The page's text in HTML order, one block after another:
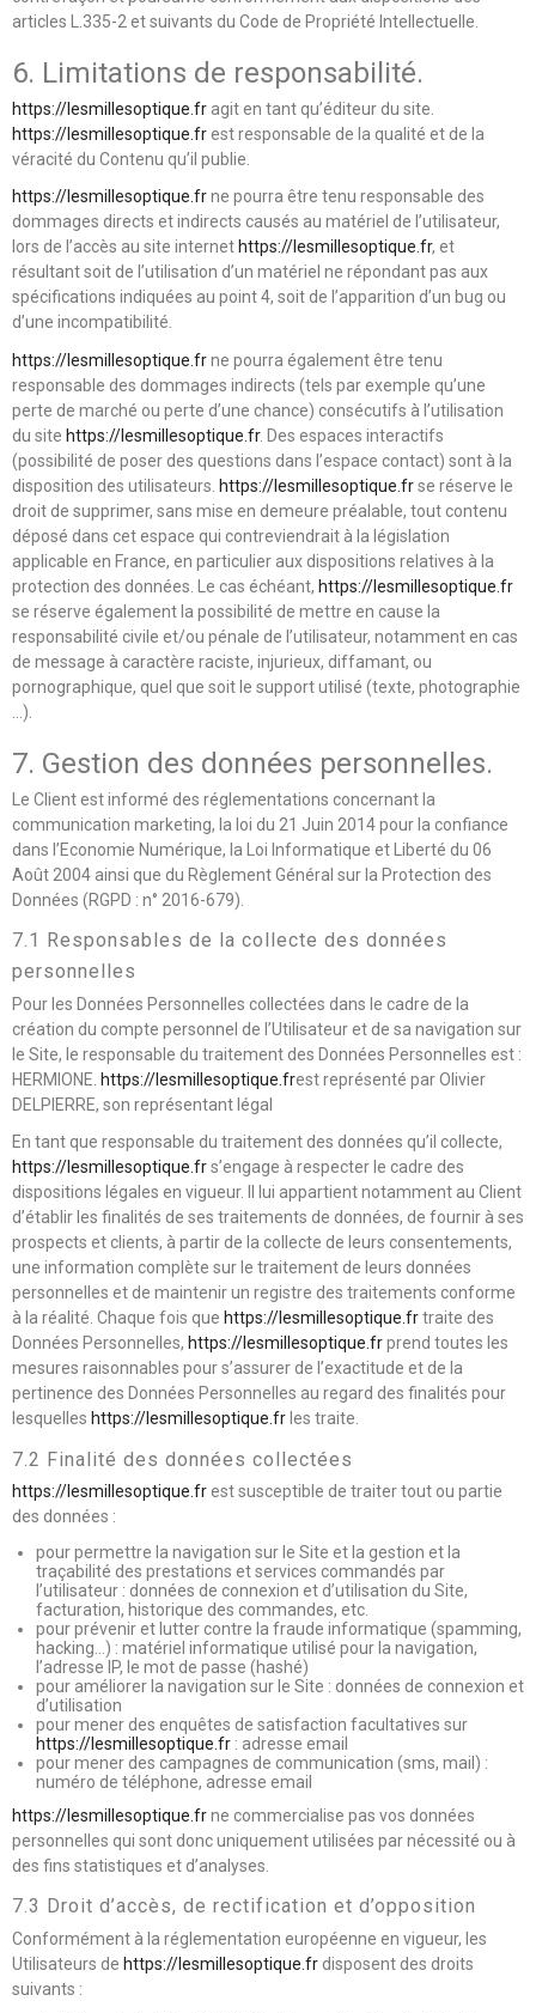
articles L.335-2 et suivants du Code de Propriété Intellectuelle.
6. Limitations de responsabilité.
https://lesmillesoptique.fr agit en tant qu’éditeur du site.
https://lesmillesoptique.frest responsable de la qualité et de la
véracité du Contenu qu’il publie.
https://lesmillesoptique.frne pourra être tenu responsable des
dommages directs et indirects causés au matériel de l’utilisateur,
lors de l’accès au site internet https://lesmillesoptique.fr, et
résultant soit de l’utilisation d’un matériel ne répondant pas aux
spécifications indiquées au point 4, soit de l’apparition d’un bug ou
d’une incompatibilité.
https://lesmillesoptique.frne pourra également être tenu
responsable des dommages indirects (tels par exemple qu’une
perte de marché ou perte d’une chance) consécutifs à l’utilisation
du site https://lesmillesoptique.fr. Des espaces interactifs
(possibilité de poser des questions dans l’espace contact) sont à la
disposition des utilisateurs. https://lesmillesoptique.frse réserve le
droit de supprimer, sans mise en demeure préalable, tout contenu
déposé dans cet espace qui contreviendrait à la législation
applicable en France, en particulier aux dispositions relatives à la
protection des données. Le cas échéant, https://lesmillesoptique.fr
se réserve également la possibilité de mettre en cause la
responsabilité civile et/ou pénale de l’utilisateur, notamment en cas
de message à caractère raciste, injurieux, diffamant, ou
pornographique, quel que soit le support utilisé (texte, photographie
…).
7. Gestion des données personnelles.
Le Client est informé des réglementations concernant la
communication marketing, la loi du 21 Juin 2014 pour la confiance
dans l’Economie Numérique, la Loi Informatique et Liberté du 06
Août 2004 ainsi que du Règlement Général sur la Protection des
Données (RGPD : n° 2016-679).
7.1 Responsables de la collecte des données
personnelles
Pour les Données Personnelles collectées dans le cadre de la
création du compte personnel de l’Utilisateur et de sa navigation sur
le Site, le responsable du traitement des Données Personnelles est :
HERMIONE. https://lesmillesoptique.frest représenté par Olivier
DELPIERRE, son représentant légal
En tant que responsable du traitement des données qu’il collecte,
https://lesmillesoptique.frs’engage à respecter le cadre des
dispositions légales en vigueur. Il lui appartient notamment au Client
d’établir les finalités de ses traitements de données, de fournir à ses
prospects et clients, à partir de la collecte de leurs consentements,
une information complète sur le traitement de leurs données
personnelles et de maintenir un registre des traitements conforme
à la réalité. Chaque fois que https://lesmillesoptique.frtraite des
Données Personnelles, https://lesmillesoptique.frprend toutes les
mesures raisonnables pour s’assurer de l’exactitude et de la
pertinence des Données Personnelles au regard des finalités pour
lesquelles https://lesmillesoptique.fr les traite.
7.2 Finalité des données collectées
https://lesmillesoptique.frest susceptible de traiter tout ou partie
des données :
pour permettre la navigation sur le Site et la gestion et la
traçabilité des prestations et services commandés par
l’utilisateur : données de connexion et d’utilisation du Site,
facturation, historique des commandes, etc.
pour prévenir et lutter contre la fraude informatique (spamming,
hacking…) : matériel informatique utilisé pour la navigation,
l’adresse IP, le mot de passe (hashé)
pour améliorer la navigation sur le Site : données de connexion et
d’utilisation
pour mener des enquêtes de satisfaction facultatives sur
https://lesmillesoptique.fr : adresse email
pour mener des campagnes de communication (sms, mail) :
numéro de téléphone, adresse email
https://lesmillesoptique.frne commercialise pas vos données
personnelles qui sont donc uniquement utilisées par nécessité ou à
des fins statistiques et d’analyses.
7.3 Droit d’accès, de rectification et d’opposition
Conformément à la réglementation européenne en vigueur, les
Utilisateurs de https://lesmillesoptique.fr disposent des droits
suivants :